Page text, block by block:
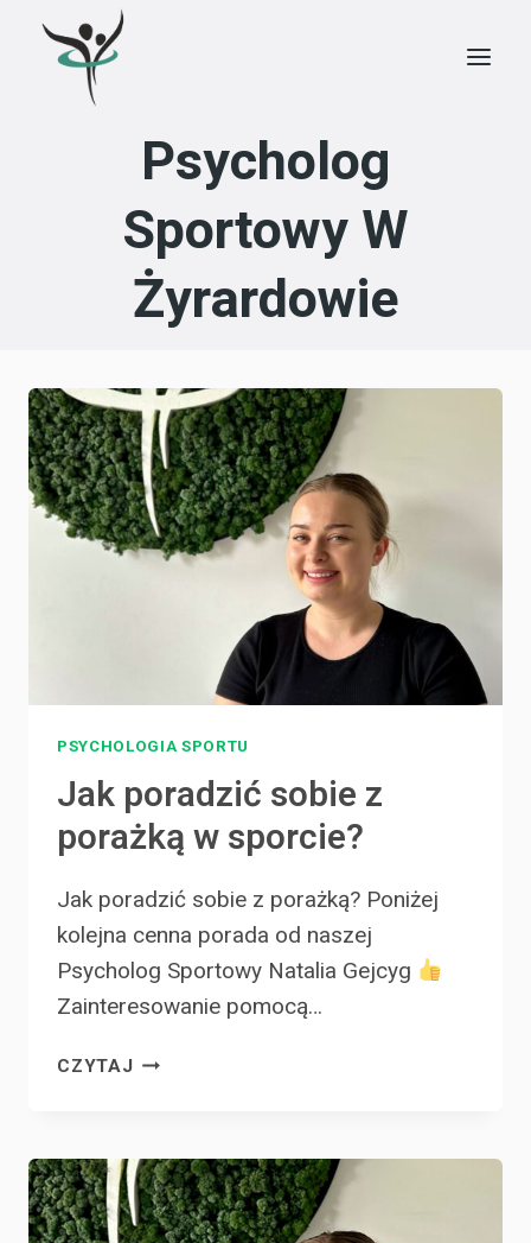
Psycholog
Sportowy W
Żyrardowie
PSYCHOLOGIA SPORTU
Jak poradzić sobie z
porażką w sporcie?
Jak poradzić sobie z porażką? Poniżej
kolejna cenna porada od naszej
Psycholog Sportowy Natalia Gejcyg
Zainteresowanie pomocą…
CZYTAJJAK
PORAŻKĄ
W
SPORCIE?